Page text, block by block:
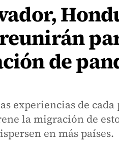
de
experiencias de cada
la migración de
en más países.